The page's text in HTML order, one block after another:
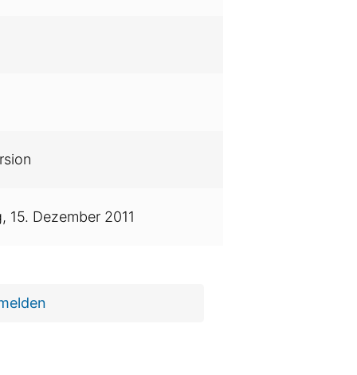
15. Dezember 2011